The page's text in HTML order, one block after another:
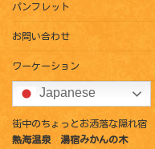
パンフレット
お問い合わせ
ワーケーション
Japanese
街中のちょっとお洒落な隠れ宿
熱海温泉 湯宿みかんの木